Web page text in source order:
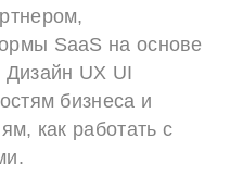
SaaS на основе
UX UI
бизнеса и
как работать с